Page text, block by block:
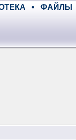
• ФАЙЛЫ